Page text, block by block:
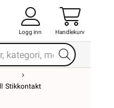
Logg inn Handlekurv
Stikkontakt